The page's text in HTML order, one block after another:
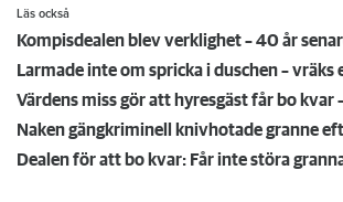
Läs också
Larmade inte om spricka i duschen – vräks